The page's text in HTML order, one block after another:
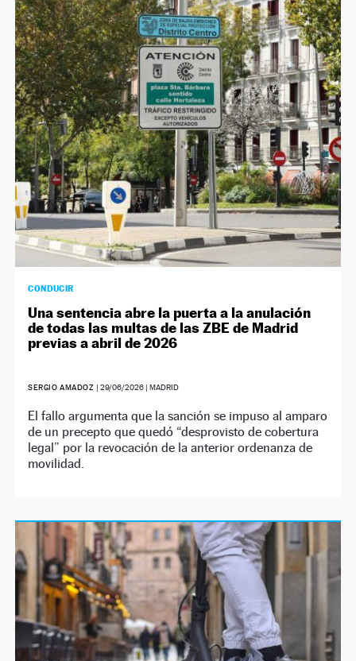
CONDUCIR
Una sentencia abre la puerta a la anulación
de todas las multas de las ZBE de Madrid
previas a abril de 2026
SERGIO AMADOZ |29/06/2026 | MADRID
El fallo argumenta que la sanción se impuso al amparo
de un precepto que quedó “desprovisto de cobertura
legal” por la revocación de la anterior ordenanza de
movilidad.